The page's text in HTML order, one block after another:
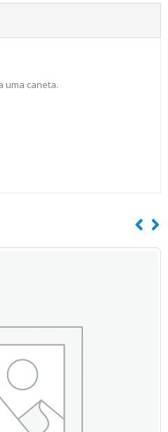
uma caneta.